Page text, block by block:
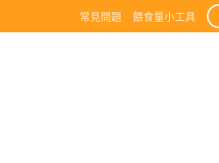
常見問題 餵食量小工具